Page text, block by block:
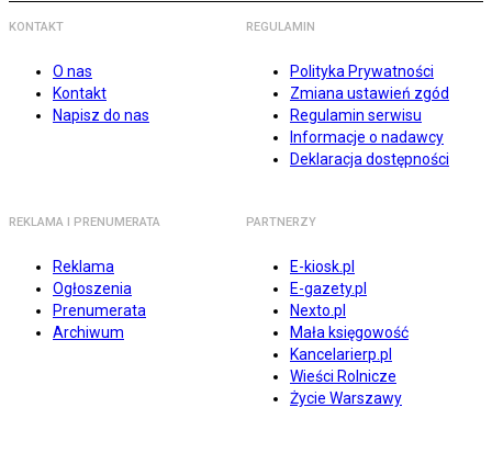
KONTAKT
O nas
Kontakt
Napisz do nas
REGULAMIN
Polityka Prywatności
Zmiana ustawień zgód
Regulamin serwisu
Informacje o nadawcy
Deklaracja dostępności
REKLAMA I PRENUMERATA
Reklama
Ogłoszenia
Prenumerata
Archiwum
PARTNERZY
E-kiosk.pl
E-gazety.pl
Nexto.pl
Mała księgowość
Kancelarierp.pl
Wieści Rolnicze
Życie Warszawy